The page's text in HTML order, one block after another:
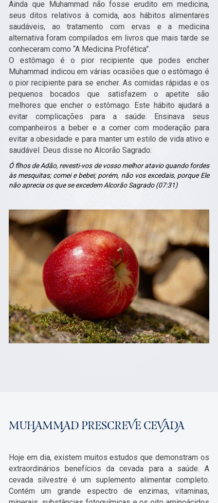
Ainda que Muhammad não fosse erudito em medicina,
seus ditos relativos à comida, aos hábitos alimentares
saudáveis, ao tratamento com ervas e a medicina
alternativa foram compilados em livros que mais tarde se
conheceram como “A Medicina Profética”.
O estômago é o pior recipiente que podes encher
Muhammad indicou em várias ocasiões que o estômago é
o pior recipiente para se encher. As comidas rápidas e os
pequenos bocados que satisfazem o apetite são
melhores que encher o estômago. Este hábito ajudará a
evitar complicações para a saúde. Ensinava seus
companheiros a beber e a comer com moderação para
evitar a obesidade e para manter um estilo de vida ativo e
saudável. Deus disse no Alcorão Sagrado:
Ó flhos de Adão, revesti-vos de vosso melhor atavio quando fordes
às mesquitas; comei e bebei; porém, não vos excedais, porque Ele
não aprecia os que se excedem Alcorão Sagrado (07:31)
MUHAMMAD PRESCREVE CEVADA
Hoje em dia, existem muitos estudos que demonstram os
extraordinários benefícios da cevada para a saúde. A
cevada silvestre é um suplemento alimentar completo.
Contém um grande espectro de enzimas, vitaminas,